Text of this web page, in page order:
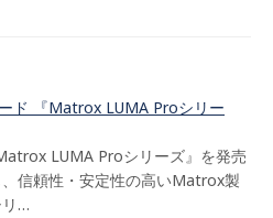
ド 『Matrox LUMA Proシリー
LUMA Proシリーズ』を発売
信頼性・安定性の高いMatrox製
リ…